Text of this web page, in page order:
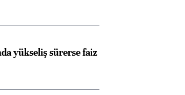
yükseliş sürerse faiz